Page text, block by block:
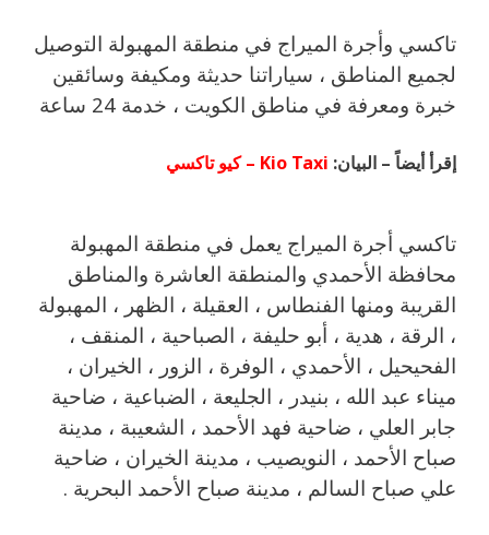
تاكسي وأجرة الميراج في منطقة المهبولة التوصيل
لجميع المناطق ، سياراتنا حديثة ومكيفة وسائقين
خبرة ومعرفة في مناطق الكويت ، خدمة 24 ساعة
إقرأ أيضاً – البيان: Kio Taxi – كيو تاكسي
تاكسي أجرة الميراج يعمل في منطقة المهبولة
محافظة الأحمدي والمنطقة العاشرة والمناطق
القريبة ‎ومنها الفنطاس ، العقيلة ، الظهر ، المهبولة
، الرقة ، هدية ، أبو حليفة ، الصباحية ، المنقف ،
الفحيحيل ، الأحمدي ، الوفرة ، الزور ، الخيران ،
ميناء عبد الله ، بنيدر ، الجليعة ، الضباعية ، ضاحية
جابر العلي ، ضاحية فهد الأحمد ، الشعيبة ، مدينة
صباح الأحمد ، النويصيب ، مدينة الخيران ، ضاحية
علي صباح السالم ، مدينة صباح الأحمد البحرية .